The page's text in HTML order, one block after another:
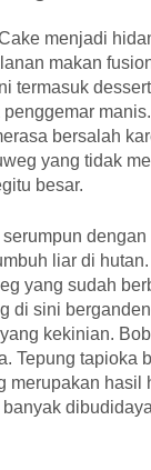
menjadi
makan
termasuk
bersalah
yang tidak
besar.
dengan
liar di
yang sudah
di sini
kekinian.
Tepung tapioka
merupakan hasil